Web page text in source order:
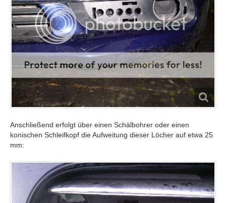
Anschließend erfolgt über einen Schälbohrer oder einen
konischen Schleifkopf die Aufweitung dieser Löcher auf etwa 25
mm: